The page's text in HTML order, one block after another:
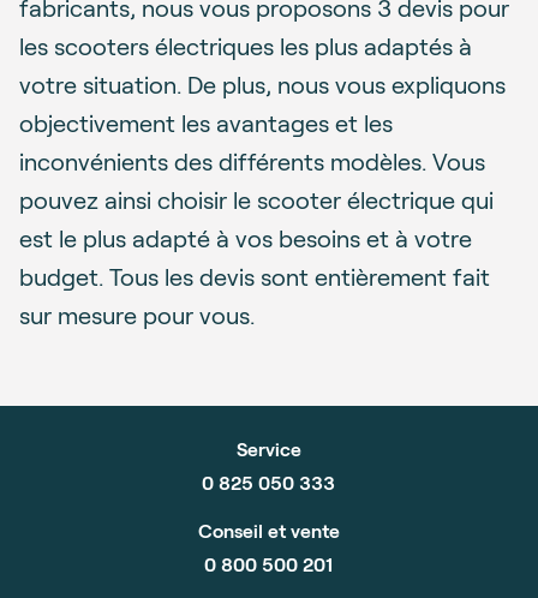
fabricants, nous vous proposons 3 devis pour
les scooters électriques les plus adaptés à
votre situation. De plus, nous vous expliquons
objectivement les avantages et les
inconvénients des différents modèles. Vous
pouvez ainsi choisir le scooter électrique qui
est le plus adapté à vos besoins et à votre
budget. Tous les devis sont entièrement fait
sur mesure pour vous.
Service
0 825 050 333
Conseil et vente
0 800 500 201